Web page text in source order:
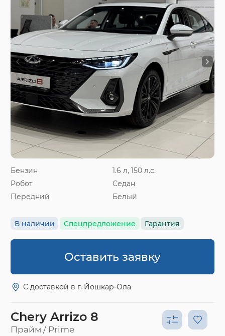
Бензин
1.6 л, 150 л.с.
Робот
Седан
Передний
Белый
В наличии Спецпредложение Гарантия
Оставить заявку
С доставкой в г. Йошкар-Ола
Chery Arrizo 8
Прайм / Prime